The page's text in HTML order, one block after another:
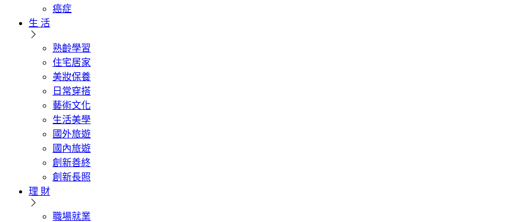
癌症
生 活
熟齡學習
住宅居家
美妝保養
日常穿搭
藝術文化
生活美學
國外旅遊
國內旅遊
創新善終
創新長照
理 財
職場就業